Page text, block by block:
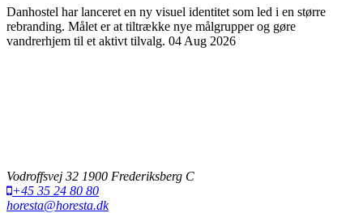
Danhostel har lanceret en ny visuel identitet som led i en større
rebranding. Målet er at tiltrække nye målgrupper og gøre
vandrerhjem til et aktivt tilvalg. 04 Aug 2026
Vodroffsvej 32 1900 Frederiksberg C
+45 35 24 80 80
horesta@horesta.dk